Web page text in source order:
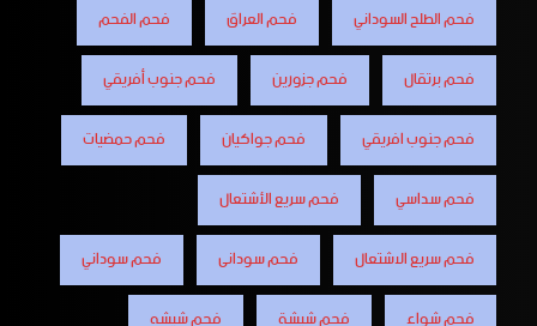
فحم الطلح السوداني
فحم العراق
فحم الفحم
فحم برتقال
فحم جزورين
فحم جنوب أفريقي
فحم جنوب افريقي
فحم جواكيان
فحم حمضيات
فحم سداسي
فحم سريع الأشتعال
فحم سريع الاشتعال
فحم سودانى
فحم سوداني